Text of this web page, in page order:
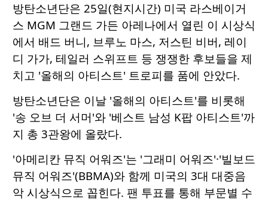
방탄소년단은 25일(현지시간) 미국 라스베이거
스 MGM 그랜드 가든 아레나에서 열린 이 시상식
에서 배드 버니, 브루노 마스, 저스틴 비버, 레이
디 가가, 테일러 스위프트 등 쟁쟁한 후보들을 제
치고 '올해의 아티스트' 트로피를 품에 안았다.
방탄소년단은 이날 '올해의 아티스트'를 비롯해
'송 오브 더 서머'와 '베스트 남성 K팝 아티스트'까
지 총 3관왕에 올랐다.
'아메리칸 뮤직 어워즈'는 '그래미 어워즈'·'빌보드
뮤직 어워즈'(BBMA)와 함께 미국의 3대 대중음
악 시상식으로 꼽힌다. 팬 투표를 통해 부문별 수